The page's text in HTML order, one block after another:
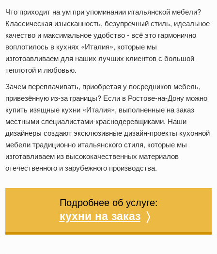
Что приходит на ум при упоминании итальянской мебели?
Классическая изысканность, безупречный стиль, идеальное
качество и максимальное удобство - всё это гармонично
воплотилось в кухнях «Италия», которые мы
изготоавливаем для наших лучших клиентов с большой
теплотой и любовью.
Зачем переплачивать, приобретая у посредников мебель,
привезённую из-за границы? Если в Ростове-на-Дону можно
купить изящные кухни «Италия», выполненные на заказ
местными специалистами-краснодеревщиками. Наши
дизайнеры создают эксклюзивные дизайн-проекты кухонной
мебели традиционно итальянского стиля, которые мы
изготавливаем из высококачественных материалов
отечественного и зарубежного производства.
Подробнее об услуге:
кухни на заказ 〉